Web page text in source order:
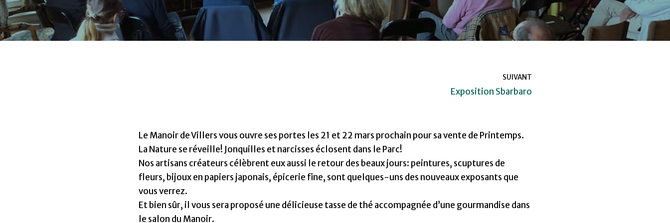
SUIVANT
Exposition Sbarbaro
Le Manoir de Villers vous ouvre ses portes les 21 et 22 mars prochain pour sa vente de Printemps.
La Nature se réveille! Jonquilles et narcisses éclosent dans le Parc!
Nos artisans créateurs célèbrent eux aussi le retour des beaux jours: peintures, scuptures de
fleurs, bijoux en papiers japonais, épicerie fine, sont quelques-uns des nouveaux exposants que
vous verrez.
Et bien sûr, il vous sera proposé une délicieuse tasse de thé accompagnée d’une gourmandise dans
le salon du Manoir.